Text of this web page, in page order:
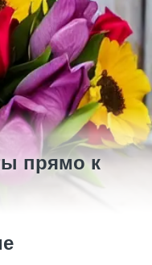
прямо к